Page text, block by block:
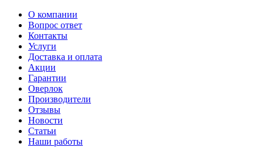
О компании
Вопрос ответ
Контакты
Услуги
Доставка и оплата
Акции
Гарантии
Оверлок
Производители
Отзывы
Новости
Статьи
Наши работы